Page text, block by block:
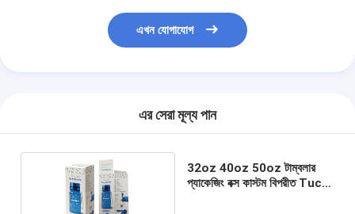
এখন যোগাযোগ
এর সেরা মূল্য পান
32oz 40oz 50oz টাম্বলার
প্যাকেজিং বক্স কাস্টম বিপরীত Tuck